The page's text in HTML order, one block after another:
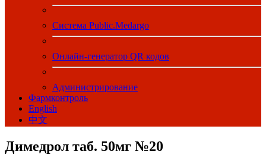
Система Public.Medargo
Онлайн-генератор QR кодов
Администрирование
Фармконтроль
English
中文
Димедрол таб. 50мг №20